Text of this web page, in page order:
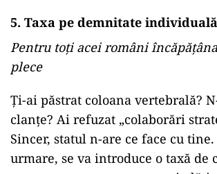
5. Taxa pe demnitate individuală
Pentru toți acei români
plece
Ți-ai păstrat coloana vertebrală?
clanțe? Ai refuzat „colaborări
Sincer, statul n-are ce face cu
urmare, se va introduce o taxă de